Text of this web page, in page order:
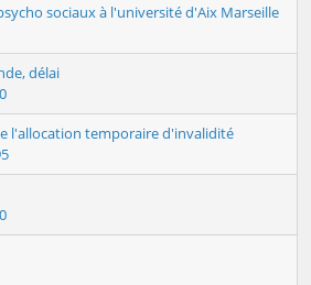
sociaux à l'université d'Aix Marseille
délai
l'allocation temporaire d'invalidité